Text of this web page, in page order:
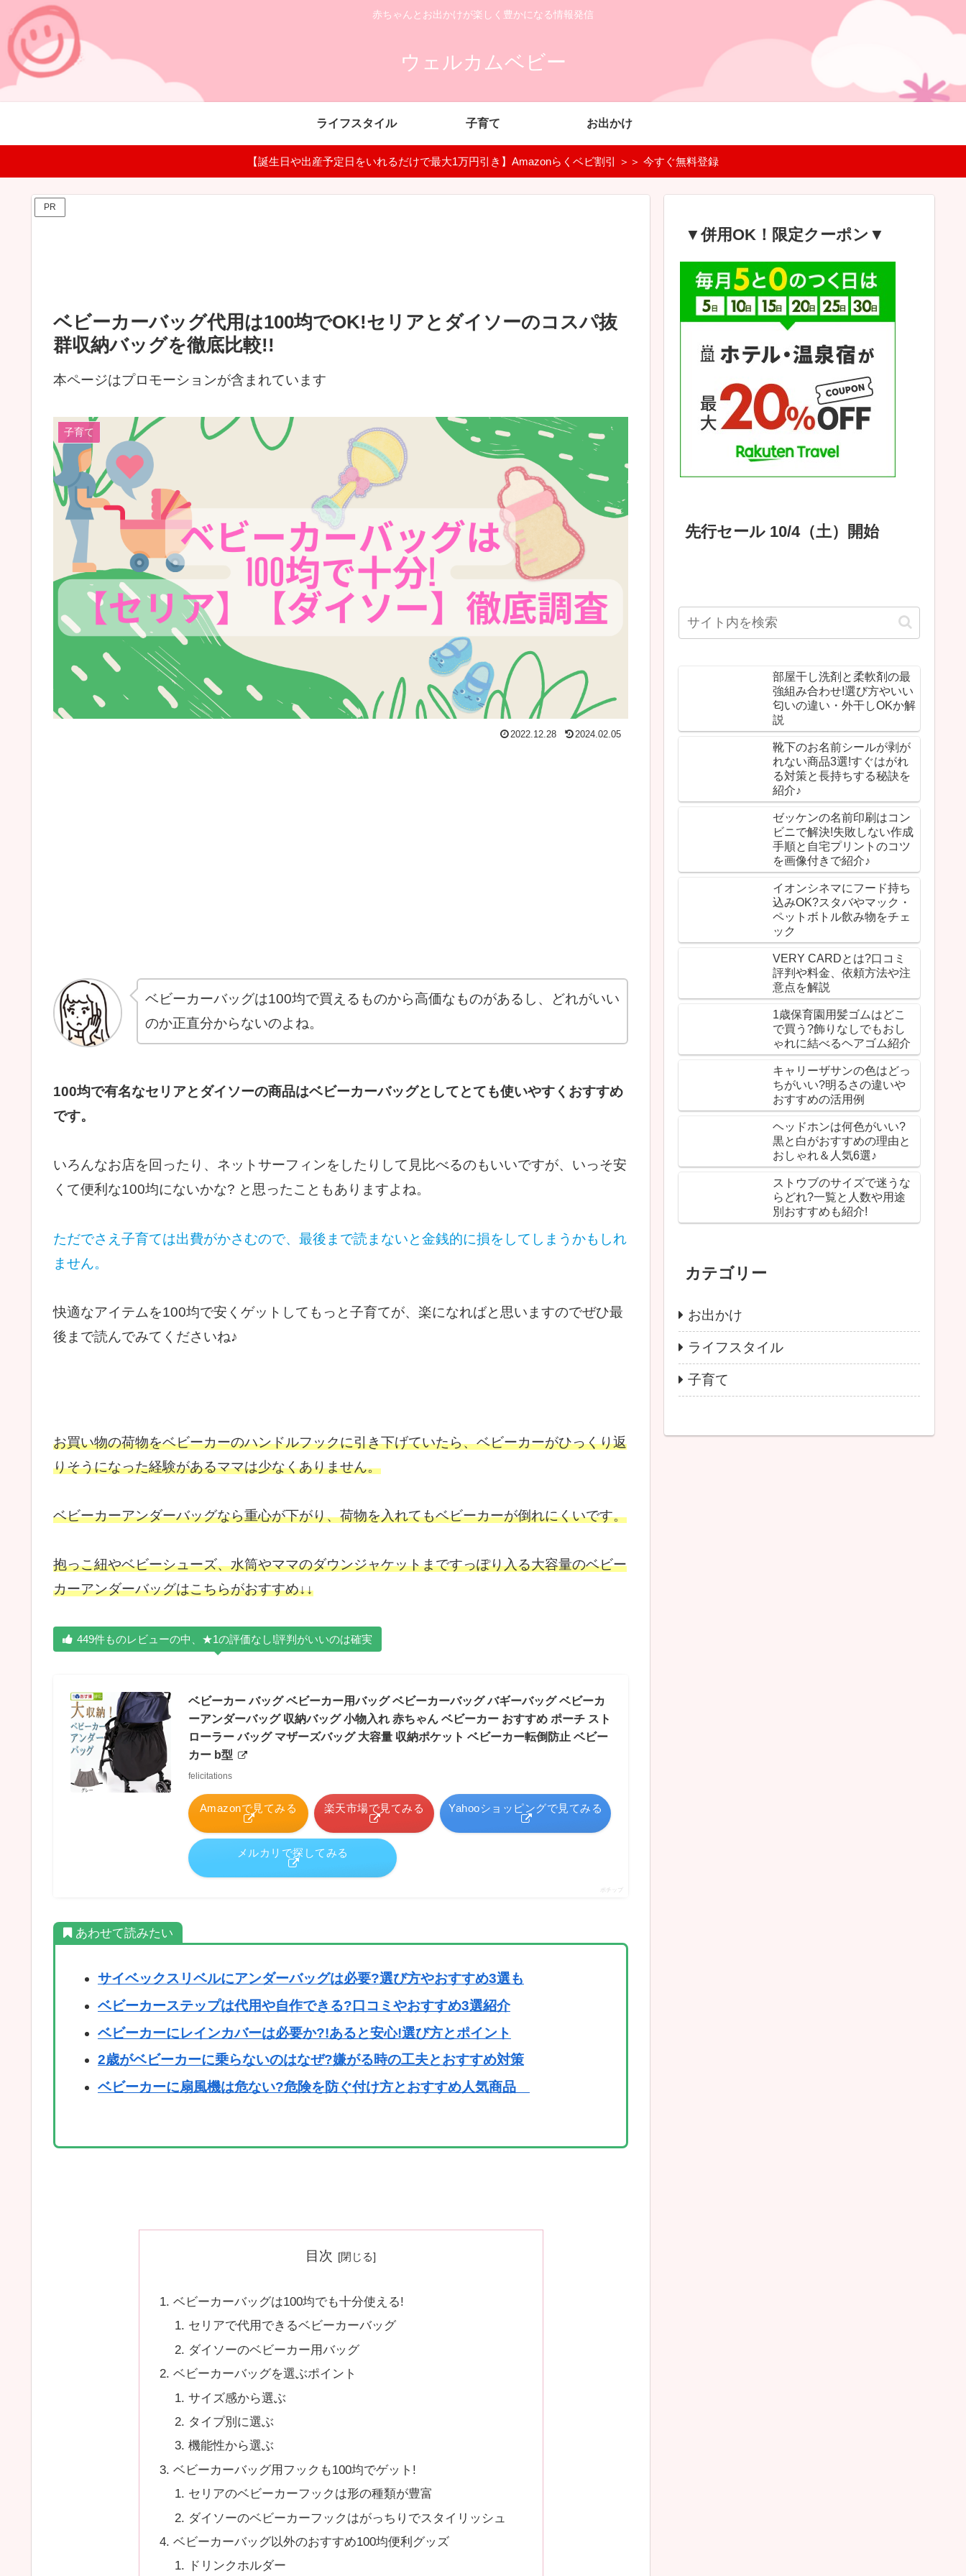
赤ちゃんとお出かけが楽しく豊かになる情報発信
ウェルカムベビー
ライフスタイル 子育て お出かけ
【誕生日や出産予定日をいれるだけで最大1万円引き】Amazonらくベビ割引 ＞＞ 今すぐ無料登録
PR
ベビーカーバッグ代用は100均でOK!セリアとダイソーのコスパ抜
群収納バッグを徹底比較!!
本ページはプロモーションが含まれています
子育て
2022.12.28 2024.02.05
ベビーカーバッグは100均で買えるものから高価なものがあるし、どれがいい
のか正直分からないのよね。
100均で有名なセリアとダイソーの商品はベビーカーバッグとしてとても使いやすくおすすめ
です。
いろんなお店を回ったり、ネットサーフィンをしたりして見比べるのもいいですが、いっそ安
くて便利な100均にないかな? と思ったこともありますよね。
ただでさえ子育ては出費がかさむので、最後まで読まないと金銭的に損をしてしまうかもしれ
ません。
快適なアイテムを100均で安くゲットしてもっと子育てが、楽になればと思いますのでぜひ最
後まで読んでみてくださいね♪
お買い物の荷物をベビーカーのハンドルフックに引き下げていたら、ベビーカーがひっくり返
りそうになった経験があるママは少なくありません。
ベビーカーアンダーバッグなら重心が下がり、荷物を入れてもベビーカーが倒れにくいです。
抱っこ紐やベビーシューズ、水筒やママのダウンジャケットまですっぽり入る大容量のベビー
カーアンダーバッグはこちらがおすすめ↓↓
449件ものレビューの中、★1の評価なし!評判がいいのは確実
ベビーカー バッグ ベビーカー用バッグ ベビーカーバッグ バギーバッグ ベビーカ
ーアンダーバッグ 収納バッグ 小物入れ 赤ちゃん ベビーカー おすすめ ポーチ スト
ローラー バッグ マザーズバッグ 大容量 収納ポケット ベビーカー転倒防止 ベビー
カー b型
felicitations
Amazonで見てみる 楽天市場で見てみる Yahooショッピングで見てみる
メルカリで探してみる
ポチップ
あわせて読みたい
サイベックスリベルにアンダーバッグは必要?選び方やおすすめ3選も
ベビーカーステップは代用や自作できる?口コミやおすすめ3選紹介
ベビーカーにレインカバーは必要か?!あると安心!選び方とポイント
2歳がベビーカーに乗らないのはなぜ?嫌がる時の工夫とおすすめ対策
ベビーカーに扇風機は危ない?危険を防ぐ付け方とおすすめ人気商品
目次
ベビーカーバッグは100均でも十分使える!
セリアで代用できるベビーカーバッグ
ダイソーのベビーカー用バッグ
ベビーカーバッグを選ぶポイント
サイズ感から選ぶ
タイプ別に選ぶ
機能性から選ぶ
ベビーカーバッグ用フックも100均でゲット!
セリアのベビーカーフックは形の種類が豊富
ダイソーのベビーカーフックはがっちりでスタイリッシュ
ベビーカーバッグ以外のおすすめ100均便利グッズ
ドリンクホルダー
▼併用OK！限定クーポン▼
先行セール 10/4（土）開始
部屋干し洗剤と柔軟剤の最
強組み合わせ!選び方やいい
匂いの違い・外干しOKか解
説
靴下のお名前シールが剥が
れない商品3選!すぐはがれ
る対策と長持ちする秘訣を
紹介♪
ゼッケンの名前印刷はコン
ビニで解決!失敗しない作成
手順と自宅プリントのコツ
を画像付きで紹介♪
イオンシネマにフード持ち
込みOK?スタバやマック・
ペットボトル飲み物をチェ
ック
VERY CARDとは?口コミ
評判や料金、依頼方法や注
意点を解説
1歳保育園用髪ゴムはどこ
で買う?飾りなしでもおし
ゃれに結べるヘアゴム紹介
キャリーザサンの色はどっ
ちがいい?明るさの違いや
おすすめの活用例
ヘッドホンは何色がいい?
黒と白がおすすめの理由と
おしゃれ＆人気6選♪
ストウブのサイズで迷うな
らどれ?一覧と人数や用途
別おすすめも紹介!
カテゴリー
お出かけ
ライフスタイル
子育て